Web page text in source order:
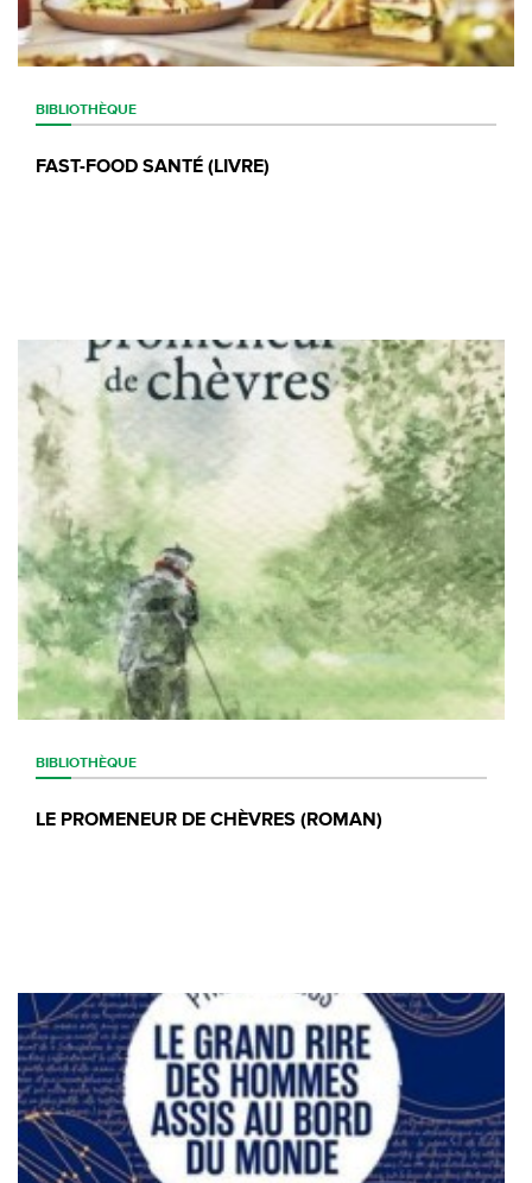
BIBLIOTHÈQUE
FAST-FOOD SANTÉ (LIVRE)
BIBLIOTHÈQUE
LE PROMENEUR DE CHÈVRES (ROMAN)